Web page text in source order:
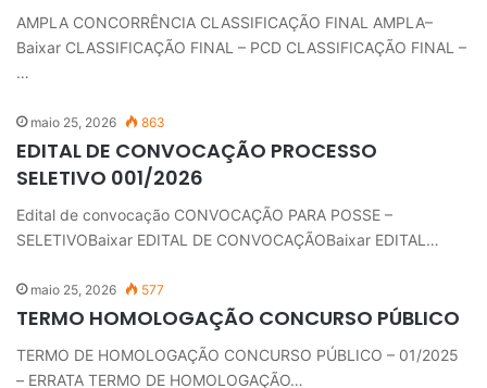
AMPLA CONCORRÊNCIA CLASSIFICAÇÃO FINAL AMPLA–
Baixar CLASSIFICAÇÃO FINAL – PCD CLASSIFICAÇÃO FINAL –
…
maio 25, 2026 863
EDITAL DE CONVOCAÇÃO PROCESSO
SELETIVO 001/2026
Edital de convocação CONVOCAÇÃO PARA POSSE –
SELETIVOBaixar EDITAL DE CONVOCAÇÃOBaixar EDITAL…
maio 25, 2026 577
TERMO HOMOLOGAÇÃO CONCURSO PÚBLICO
TERMO DE HOMOLOGAÇÃO CONCURSO PÚBLICO – 01/2025
– ERRATA TERMO DE HOMOLOGAÇÃO…